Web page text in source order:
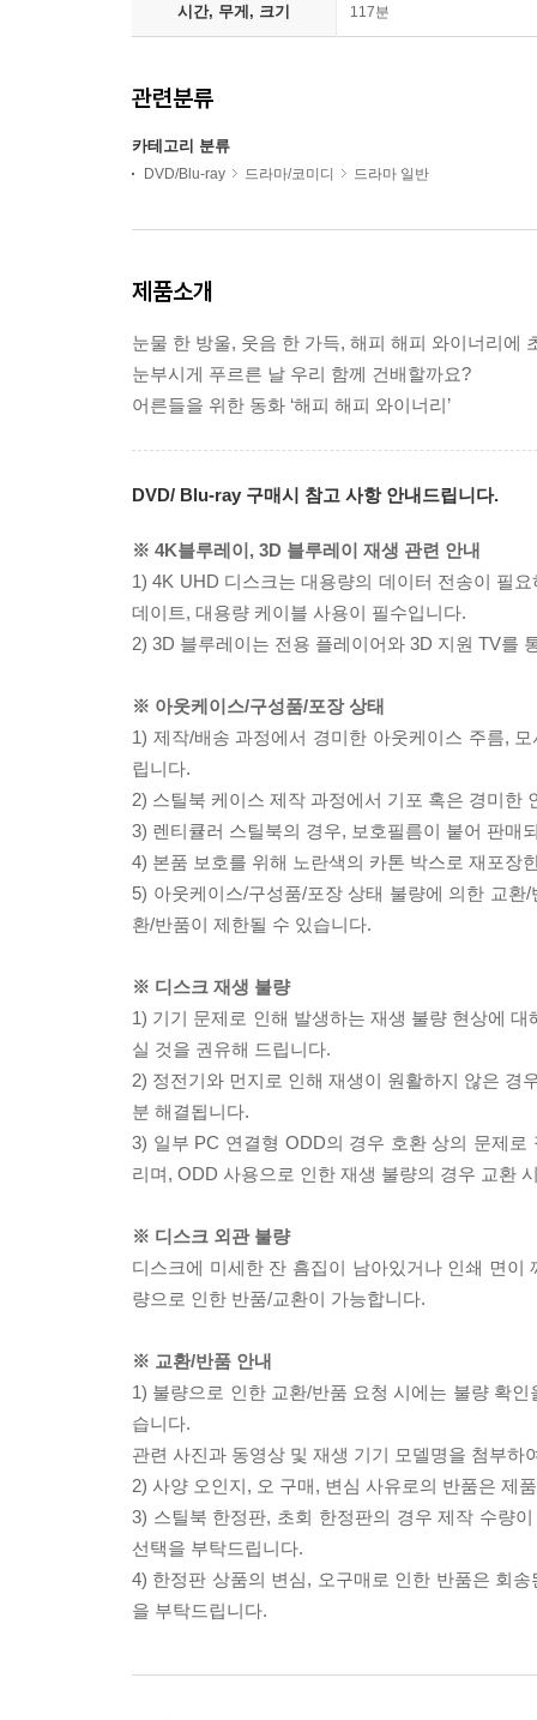
시간, 무게, 크기 117분
관련분류
카테고리 분류
DVD/Blu-ray 드라마/코미디 드라마 일반
제품소개
눈물 한 방울, 웃음 한 가득, 해피 해피 와이너리에
눈부시게 푸르른 날 우리 함께 건배할까요?
어른들을 위한 동화 ‘해피 해피 와이너리’
DVD/ Blu-ray 구매시 참고 사항 안내드립니다.
※ 4K블루레이, 3D 블루레이 재생 관련 안내
1) 4K UHD 디스크는 대용량의 데이터 전송이 필
데이트, 대용량 케이블 사용이 필수입니다.
2) 3D 블루레이는 전용 플레이어와 3D 지원 TV를
※ 아웃케이스/구성품/포장 상태
1) 제작/배송 과정에서 경미한 아웃케이스 주름,
립니다.
2) 스틸북 케이스 제작 과정에서 기포 혹은 경미한
3) 렌티큘러 스틸북의 경우, 보호필름이 붙어 판매
4) 본품 보호를 위해 노란색의 카톤 박스로 재포장
5) 아웃케이스/구성품/포장 상태 불량에 의한 교
환/반품이 제한될 수 있습니다.
※ 디스크 재생 불량
1) 기기 문제로 인해 발생하는 재생 불량 현상에
실 것을 권유해 드립니다.
2) 정전기와 먼지로 인해 재생이 원활하지 않은 경
분 해결됩니다.
3) 일부 PC 연결형 ODD의 경우 호환 상의 문제
리며, ODD 사용으로 인한 재생 불량의 경우 교환
※ 디스크 외관 불량
디스크에 미세한 잔 흠집이 남아있거나 인쇄 면
량으로 인한 반품/교환이 가능합니다.
※ 교환/반품 안내
1) 불량으로 인한 교환/반품 요청 시에는 불량 확
습니다.
관련 사진과 동영상 및 재생 기기 모델명을 첨부하
2) 사양 오인지, 오 구매, 변심 사유로의 반품은 제
3) 스틸북 한정판, 초회 한정판의 경우 제작 수량
선택을 부탁드립니다.
4) 한정판 상품의 변심, 오구매로 인한 반품은 회
을 부탁드립니다.